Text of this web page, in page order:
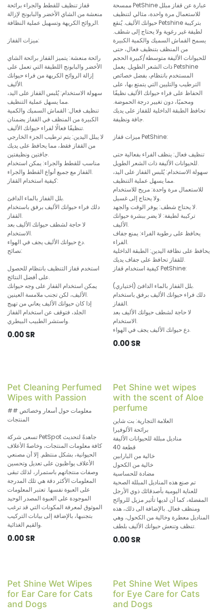
قفاز تنظيف للقطط والجراء برائحة
منعشة من الشاي الأخضر والبابونج لإزالة
الروائح الكريهة وتسهيل عملية النظافة.
ميزات القفاز:
رائحة منعشة: يتميز القفاز برائحة الشاي
الأخضر والبابونج اللطيفة التي تعمل على
إزالة الروائح الكريهة من فراء حيوانك
الأليف.
سهولة الاستخدام: يُلبس القفاز على اليد،
مما يسهل عملية التنظيف.
تنظيف فعال: القماش السميك والكمية
الكبيرة من المنظف في القفاز يضمنان
تنظيفًا فعالًا لفراء حيوانك الأليف.
لا يبلل اليدين: يتم ترطيب الجزء الخارجي
من القفاز فقط، مما يحافظ على يديك
جافتين ونظيفتين.
مناسب للقطط والجراء: يمكن استخدام
القفاز مع جميع أنواع القطط والجراء.
كيفية استخدام القفاز:
بلل القفاز بالماء الدافئ.
دلك فراء حيوانك الأليف برفق باستخدام
القفاز.
لا حاجة لشطف حيوانك الأليف بعد
الاستخدام.
دع حيوانك الأليف يجف في الهواء.
نصائح:
استخدم قفاز التنظيف بانتظام للحصول
على أفضل النتائج.
يمكن استخدام القفاز على وجه حيوانك
الأليف، لكن تجنب ملامسة العينين.
إذا كان حيوانك الأليف يعاني من تهيج
الجلد، فتوقف عن استخدام القفاز
واستشر الطبيب البيطري.
0.00SR
ممسحة PetShine عبارة عن قفاز مبلل
للاستعمال مرة واحدة، مثالي لتنظيف
حيوانك الأليف. يُنقع Petshine بتركيبة
لطيفة غير رغوية ولا يحتاج إلى شطف.
يسمح القماش السميك والكمية الكبيرة
من المنظف بتنظيف فعال، حتى
للحيوانات الأليفة متوسطة/كبيرة الحجم
ذات الشعر الطويل. يعمل Petshine
المستخدم بانتظام، بفضل خصائص
الترطيب والتليين التي يتمتع بها، على
الحفاظ على فراء حيوانك الأليف نظيفًا
ومحميًا، دون تغيير درجة الحموضة.
تحافظ الطبقة الداخلية للقفاز على يديك
جافة ونظيفة.
ميزات قفاز PetShine:
تنظيف فعال: ينظف الفراء بفعالية حتى
للحيوانات الأليفة ذات الشعر الطويل.
سهولة الاستخدام: يُلبس القفاز على اليد،
مما يسهل عملية التنظيف.
للاستعمال مرة واحدة: مريح للاستخدام
ولا يحتاج إلى غسيل.
لا يحتاج شطف: يوفر الوقت والجهد.
تركيبة لطيفة: لا يضر ببشرة حيوانك
الأليف.
يحافظ على رطوبة الفراء: يمنع جفاف
الفراء.
يحافظ على نظافة اليدين: الطبقة الداخلية
للقفاز تحافظ على جفاف يديك.
كيفية استخدام قفاز PetShine:
بلل القفاز بالماء الدافئ (اختياري).
دلك فراء حيوانك الأليف برفق باستخدام
القفاز.
لا حاجة لشطف حيوانك الأليف بعد
الاستخدام.
دع حيوانك الأليف يجف في الهواء.
0.00SR
Pet Cleaning Perfumed
Wipes with Passion
## معلومات حول أسعار وخصائص
المنتجات
تسعى شركة PetSpot جاهدةً لتحديث
كافة معلومات المنتجات، وخاصةً الأعلاف
الحيوانية، بشكل منتظم. إلا أن مصنعي
الأعلاف يواظبون على تعديل وتحسين
وصفات منتجاتهم باستمرار، لذلك تبقى
المعلومات الأكثر دقة هي تلك المدرجة
على العبوة نفسها. تعتبر المعلومات
الموجودة على العبوة المصدر الوحيد
الموثوق لمعرفة المكونات التي قد ترغب
بتجنبها، بالإضافة إلى بيانات التركيب
والقيم الغذائية.
0.00SR
Pet Shine wet wipes
with the scent of Aloe
perfume
العلامة التجارية: بت شاين
برائحة الألوفيرا
مناديل مبللة للحيوانات الأليفة
40 قطعة
خالية من البارابين
خالية من الكحول
مضادة للحساسية
تم صنع هذه المناديل المبللة الصحية
للعناية اليومية بأصدقائك ذوي الأرجل
المفضلة، كما أن لديها تأثير مزيل للروائح
ومنظف فعال. بالإضافة الى ذلك، هذه
المناديل معطرة وخالية من الكحول، وهي
تنظف وتنعش حيوانك الأليف بلطف.
0.00SR
Pet Shine Wet Wipes
for Ear Care for Cats
and Dogs
Pet Shine Wet Wipes
for Eye Care for Cats
and Dogs